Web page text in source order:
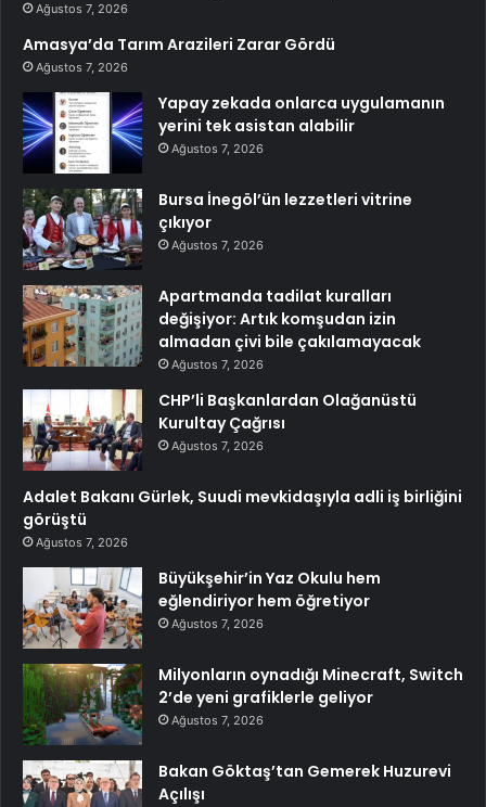
Ağustos 7, 2026
Amasya’da Tarım Arazileri Zarar Gördü
Ağustos 7, 2026
Yapay zekada onlarca uygulamanın
yerini tek asistan alabilir
Ağustos 7, 2026
Bursa İnegöl’ün lezzetleri vitrine
çıkıyor
Ağustos 7, 2026
Apartmanda tadilat kuralları
değişiyor: Artık komşudan izin
almadan çivi bile çakılamayacak
Ağustos 7, 2026
CHP’li Başkanlardan Olağanüstü
Kurultay Çağrısı
Ağustos 7, 2026
Adalet Bakanı Gürlek, Suudi mevkidaşıyla adli iş birliğini
görüştü
Ağustos 7, 2026
Büyükşehir’in Yaz Okulu hem
eğlendiriyor hem öğretiyor
Ağustos 7, 2026
Milyonların oynadığı Minecraft, Switch
2’de yeni grafiklerle geliyor
Ağustos 7, 2026
Bakan Göktaş’tan Gemerek Huzurevi
Açılışı